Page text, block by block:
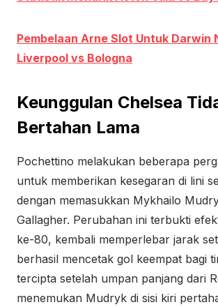
Pembelaan Arne Slot Untuk Darwin
Liverpool vs Bologna
Keunggulan Chelsea
Bertahan Lama
Pochettino melakukan beberapa
untuk memberikan kesegaran di lini
dengan memasukkan Mykhailo
Gallagher. Perubahan ini terbukti
ke-80, kembali memperlebar jarak
berhasil mencetak gol keempat bagi
tercipta setelah umpan panjang dari
menemukan Mudryk di sisi kiri